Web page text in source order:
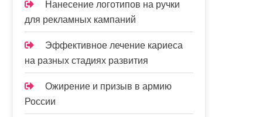
Нанесение логотипов на ручки
для рекламных кампаний
Эффективное лечение кариеса
на разных стадиях развития
Ожирение и призыв в армию
России